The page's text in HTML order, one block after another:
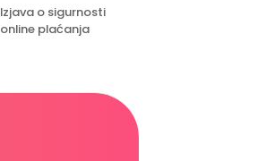
Izjava o sigurnosti
online plaćanja